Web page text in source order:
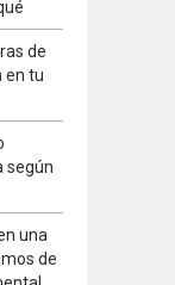
de
en tu
según
una
de